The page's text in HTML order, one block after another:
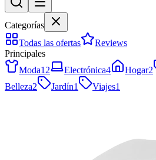
Categorías
Todas las ofertas
Reviews
Principales
Moda12 Electrónica4 Hogar2
Belleza2 Jardín1 Viajes1